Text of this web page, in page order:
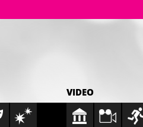
VIDEO